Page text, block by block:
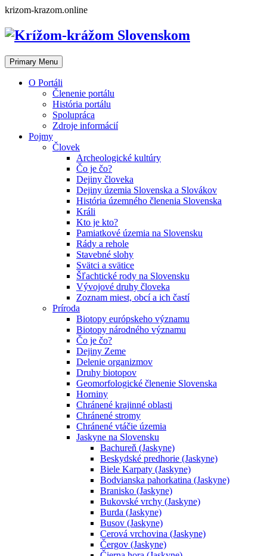
Skip
content
krizom-krazom.online
Primary Menu
O Portáli
Členenie portálu
História portálu
Spolupráca
Zdroje informácií
Pojmy
Človek
Archeologické kultúry
Čo je čo?
Dejiny človeka
Dejiny územia Slovenska a Slovákov
História územného členenia Slovenska
Králi
Kto je kto?
Pamiatkové územia na Slovensku
Rády a rehole
Stavebné slohy
Svätci a svätice
Šľachtické rody na Slovensku
Vývojové druhy človeka
Zoznam miest, obcí a ich častí
Príroda
Biotopy európskeho významu
Biotopy národného významu
Čo je čo?
Dejiny Zeme
Delenie organizmov
Druhy biotopov
Geomorfologické členenie Slovenska
Horniny
Chránené krajinné oblasti
Chránené stromy
Chránené vtáčie územia
Jaskyne na Slovensku
Bachureň (Jaskyne)
Beskydské predhorie (Jaskyne)
Biele Karpaty (Jaskyne)
Bodvianska pahorkatina (Jaskyne)
Branisko (Jaskyne)
Bukovské vrchy (Jaskyne)
Burda (Jaskyne)
Busov (Jaskyne)
Cerová vrchovina (Jaskyne)
Čergov (Jaskyne)